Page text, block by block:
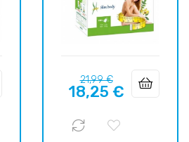
Precio
regular
21,99 €Precio
18,25 €